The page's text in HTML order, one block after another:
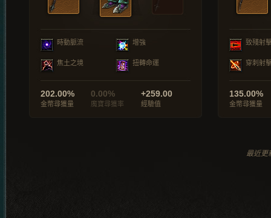
時動脈流 增強
焦土之境 扭轉命運
202.00%
金幣尋獲量
0.00%
魔寶尋獲率
+259.00
經驗值
致殘射
穿刺射
135.00%
金幣尋獲量
最近更